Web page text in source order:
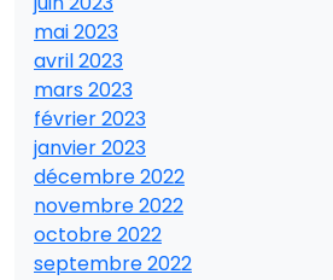
mai 2023
avril 2023
mars 2023
février 2023
janvier 2023
décembre 2022
novembre 2022
octobre 2022
septembre 2022